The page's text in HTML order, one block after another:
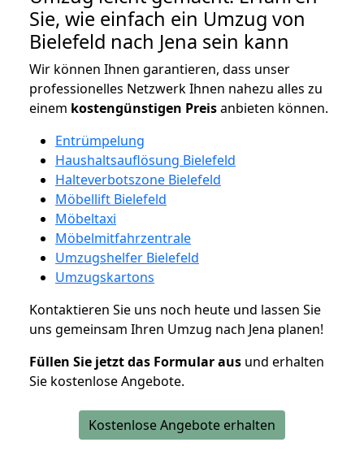
Sie, wie einfach ein Umzug von
Bielefeld nach Jena sein kann
Wir können Ihnen garantieren, dass unser
professionelles Netzwerk Ihnen nahezu alles zu
einem kostengünstigen Preisanbieten können.
Entrümpelung
Haushaltsauflösung Bielefeld
Halteverbotszone Bielefeld
Möbellift Bielefeld
Möbeltaxi
Möbelmitfahrzentrale
Umzugshelfer Bielefeld
Umzugskartons
Kontaktieren Sie uns noch heute und lassen Sie
uns gemeinsam Ihren Umzug nach Jena planen!
Füllen Sie jetzt das Formular aus und erhalten
Sie kostenlose Angebote.
Kostenlose Angebote erhalten